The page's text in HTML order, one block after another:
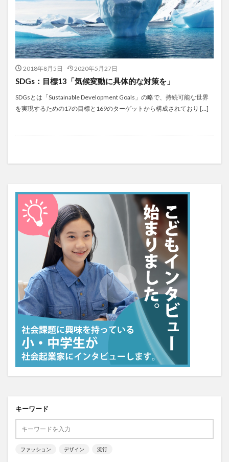
2018年8月5日 2020年5月27日
SDGs：目標13「気候変動に具体的な対策を」
SDGsとは「Sustainable Development Goals」の略で、持続可能な世界
を実現するための17の目標と169のターゲットから構成されており […]
キーワード
ファッション デザイン 流行